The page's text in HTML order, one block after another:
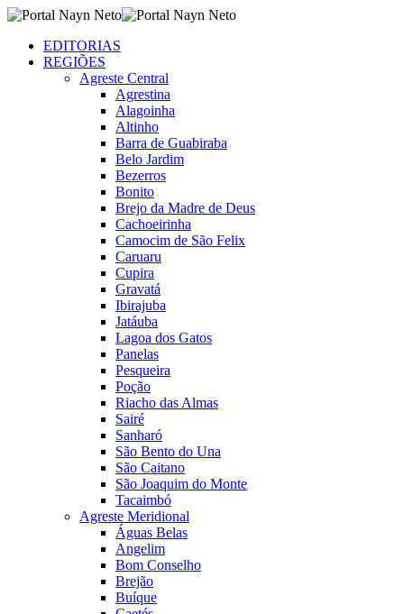
EDITORIAS
REGIÕES
Agreste Central
Agrestina
Alagoinha
Altinho
Barra de Guabiraba
Belo Jardim
Bezerros
Bonito
Brejo da Madre de Deus
Cachoeirinha
Camocim de São Felix
Caruaru
Cupira
Gravatá
Ibirajuba
Jatáuba
Lagoa dos Gatos
Panelas
Pesqueira
Poção
Riacho das Almas
Sairé
Sanharó
São Bento do Una
São Caitano
São Joaquim do Monte
Tacaimbó
Agreste Meridional
Águas Belas
Angelim
Bom Conselho
Brejão
Buíque